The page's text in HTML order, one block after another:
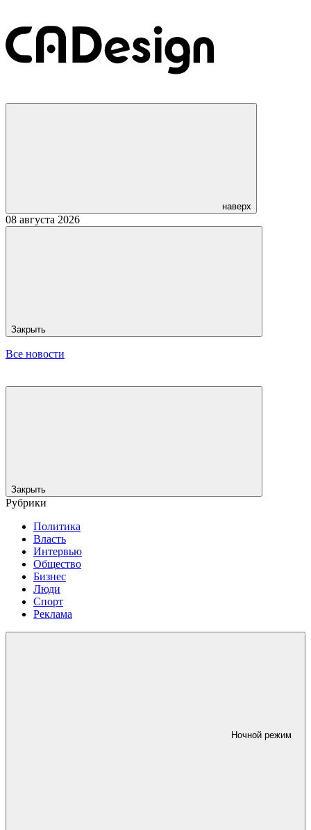
наверх
08 августа 2026
Закрыть
Все новости
Закрыть
Рубрики
Политика
Власть
Интервью
Общество
Бизнес
Люди
Спорт
Реклама
Ночной режим